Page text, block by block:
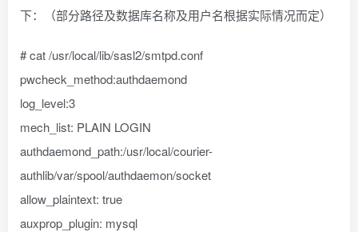
下：（部分路径及数据库名称及用户名根据实际情况而定）
# cat /usr/local/lib/sasl2/smtpd.conf
pwcheck_method:authdaemond
log_level:3
mech_list: PLAIN LOGIN
authdaemond_path:/usr/local/courier-
authlib/var/spool/authdaemon/socket
allow_plaintext: true
auxprop_plugin: mysql